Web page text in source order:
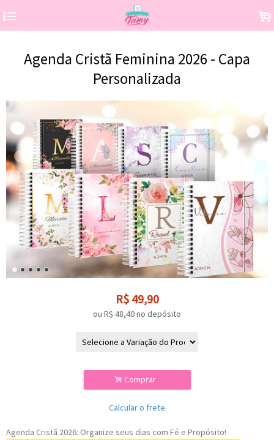
4 .
Agenda Cristã Feminina 2026 - Capa
Personalizada
R$ 49,90
ou R$ 48,40no depósito
. Comprar
Calcular o frete
Agenda Cristã 2026: Organize seus dias com Fé e Propósito!